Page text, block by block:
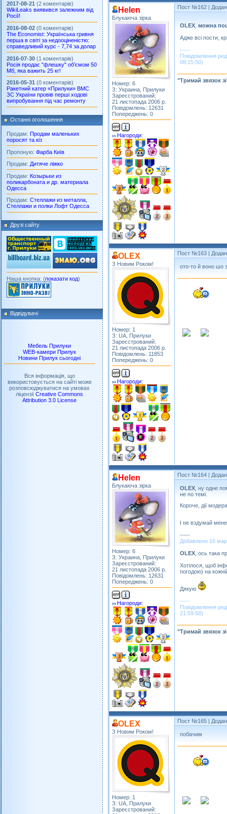
2017-08-21 (2 коментарів)
WikiLeaks виявився залежним від
Росії!
2016-08-02 (0 коментарів)
The Economist: Українська гривня
перша в світі за недооціненістю:
справедливий курс - 7,74 за долар
2016-07-30 (1 коментарів)
Росія продає "флешку" об’ємом 50
Мб, яка важить 25 кг!
2016-05-31 (0 коментарів)
Ракетний катер «Прилуки» ВМС
ЗС України провів перші ходові
випробування під час ремонту
Останні оголошення
Продам: Продам маленьких
поросят та кіз
Пропоную: Фарба Київ
Продам: Дитяче ліжко
Продам: Козырьки из
поликарбоната и др. материала
Одесса
Продам: Стеллажи из металла,
Стеллажи и полки Лофт Одесса
Друзі сайту
Наша кнопка: (показати код)
Відвідувачі
Мебель Прилуки
WEB-камери Прилук
Новини Прилук сьогодні
Вся інформація, що
використовується на сайті може
розповсюджуватися на умовах
ліцензіїCreative Commons
Attribution 3.0 License
Helen
Блукаюча зірка
Номер: 6
З: Украина, Прилуки
Зареєстрований:
21 листопада 2006 р.
Повідомлень: 12631
Попереджень: 0
Нагороди:
Пост №162 |
OLEX можна
Адже всі пости,
-----
Повідомлення
08:15:50)
"Тримай звязок
OLEX
З Новим Роком!
Номер: 1
З: UA, Прилуки
Зареєстрований:
21 листопада 2006 р.
Повідомлень: 11853
Попереджень: 0
Нагороди:
Пост №163 |
ото-то й воно шо
Helen
Блукаюча зірка
Номер: 6
З: Украина, Прилуки
Зареєстрований:
21 листопада 2006 р.
Повідомлень: 12631
Попереджень: 0
Нагороди:
Пост №164 |
OLEX , ну одне
не по темі.
Короче, дії
І не вздумай
-----
Добавлено 16
OLEX , ось така
Хотілося, щоб
погодою) на
Дякую
-----
Повідомлення
21:59:58)
"Тримай звязок
OLEX
З Новим Роком!
Номер: 1
З: UA, Прилуки
Зареєстрований:
Пост №165 |
побачим